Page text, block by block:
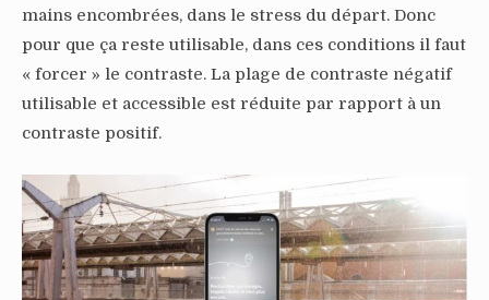
mains encombrées, dans le stress du départ. Donc
pour que ça reste utilisable, dans ces conditions il faut
« forcer » le contraste. La plage de contraste négatif
utilisable et accessible est réduite par rapport à un
contraste positif.